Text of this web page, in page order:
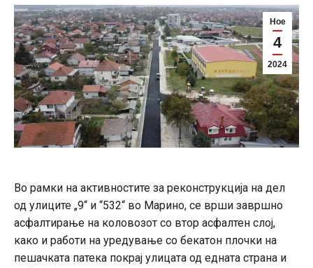
Ное
4
2024
Во рамки на активностите за реконструкција на дел
од улиците „9“ и “532“ во Марино, се врши завршно
асфалтирање на коловозот со втор асфалтен слој,
како и работи на уредување со бекатон плочки на
пешачката патека покрај улицата од едната страна и